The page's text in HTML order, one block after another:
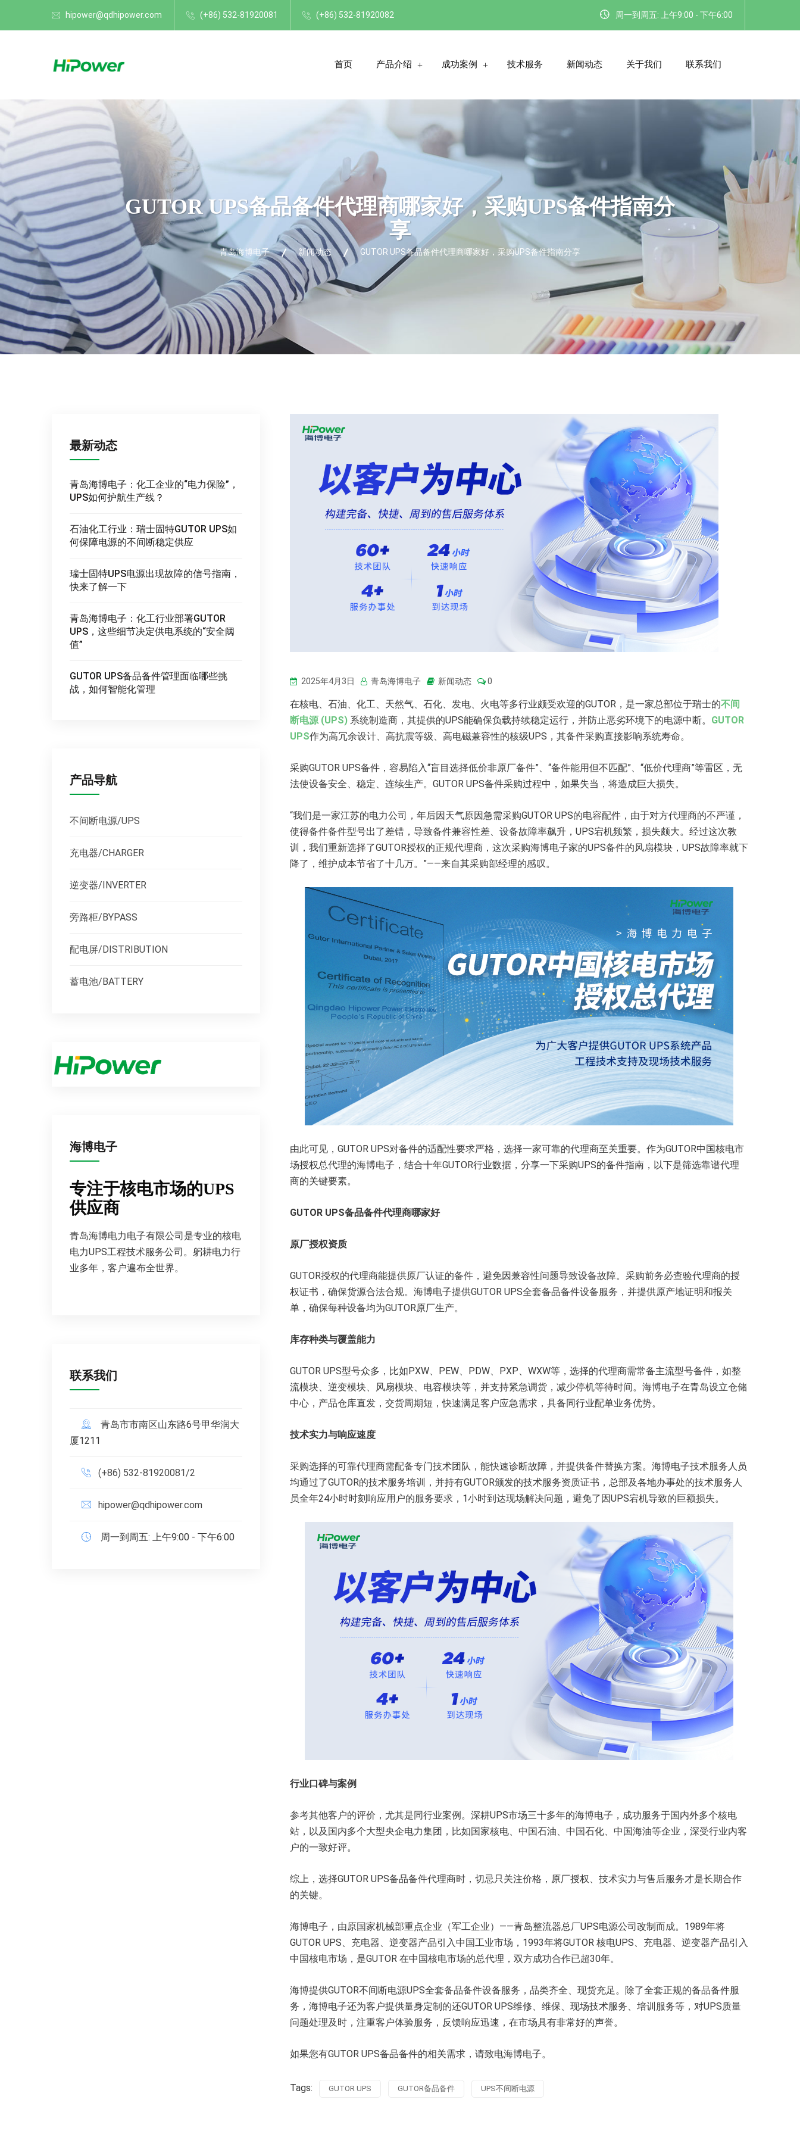
hipower@qdhipower.com (+86) 532-81920081 (+86) 532-81920082 周一到周五: 上午9:00 - 下午6:00
首页 产品介绍 成功案例 技术服务 新闻动态 关于我们 联系我们
GUTOR UPS备品备件代理商哪家好，采购UPS备件指南分
享
青岛海博电子 新闻动态 GUTOR UPS备品备件代理商哪家好，采购UPS备件指南分享
2025年4月3日 青岛海博电子 新闻动态 0
在核电、石油、化工、天然气、石化、发电、火电等多行业颇受欢迎的GUTOR，是一家总部位于瑞士的不间
断电源 (UPS) 系统制造商，其提供的UPS能确保负载持续稳定运行，并防止恶劣环境下的电源中断。 GUTOR
UPS作为高冗余设计、高抗震等级、高电磁兼容性的核级UPS，其备件采购直接影响系统寿命。
采购GUTOR UPS备件，容易陷入“盲目选择低价非原厂备件”、“备件能用但不匹配”、“低价代理商”等雷区，无
法使设备安全、稳定、连续生产。GUTOR UPS备件采购过程中，如果失当，将造成巨大损失。
“我们是一家江苏的电力公司，年后因天气原因急需采购GUTOR UPS的电容配件，由于对方代理商的不严谨，
使得备件备件型号出了差错，导致备件兼容性差、设备故障率飙升，UPS宕机频繁，损失颇大。经过这次教
训，我们重新选择了GUTOR授权的正规代理商，这次采购海博电子家的UPS备件的风扇模块，UPS故障率就下
降了，维护成本节省了十几万。”——来自其采购部经理的感叹。
由此可见，GUTOR UPS对备件的适配性要求严格，选择一家可靠的代理商至关重要。作为GUTOR中国核电市
场授权总代理的海博电子，结合十年GUTOR行业数据，分享一下采购UPS的备件指南，以下是筛选靠谱代理
商的关键要素。
GUTOR UPS备品备件代理商哪家好
‌原厂授权资质‌
GUTOR授权的代理商能提供原厂认证的备件，避免因兼容性问题导致设备故障。采购前务必查验代理商的授
权证书，确保货源合法合规。海博电子提供GUTOR UPS全套备品备件设备服务，并提供原产地证明和报关
单，确保每种设备均为GUTOR原厂生产。
‌库存种类与覆盖能力‌
GUTOR UPS型号众多，比如PXW、PEW、PDW、PXP、WXW等，选择的代理商需常备主流型号备件，如整
流模块、逆变模块、风扇模块、电容模块等，并支持紧急调货，减少停机等待时间。海博电子在青岛设立仓储
中心，产品仓库直发，交货周期短，快速满足客户应急需求，具备同行业配单业务优势。
‌技术实力与响应速度‌
采购选择的可靠代理商需配备专门技术团队，能快速诊断故障，并提供备件替换方案。海博电子技术服务人员
均通过了GUTOR的技术服务培训，并持有GUTOR颁发的技术服务资质证书，总部及各地办事处的技术服务人
员全年24小时时刻响应用户的服务要求，1小时到达现场解决问题，避免了因UPS宕机导致的巨额损失。
‌行业口碑与案例‌
参考其他客户的评价，尤其是同行业案例。深耕UPS市场三十多年的海博电子，成功服务于国内外多个核电
站，以及国内多个大型央企电力集团，比如国家核电、中国石油、中国石化、中国海油等企业，深受行业内客
户的一致好评。
综上，选择GUTOR UPS备品备件代理商时，切忌只关注价格，原厂授权、技术实力与售后服务才是长期合作
的关键。
海博电子，由原国家机械部重点企业（军工企业）——青岛整流器总厂UPS电源公司改制而成。1989年将
GUTOR UPS、充电器、逆变器产品引入中国工业市场，1993年将GUTOR 核电UPS、充电器、逆变器产品引入
中国核电市场，是GUTOR 在中国核电市场的总代理，双方成功合作已超30年。
海博提供GUTOR不间断电源UPS全套备品备件设备服务，品类齐全、现货充足。除了全套正规的备品备件服
务，海博电子还为客户提供量身定制的还GUTOR UPS维修、维保、现场技术服务、培训服务等，对UPS质量
问题处理及时，注重客户体验服务，反馈响应迅速，在市场具有非常好的声誉。
如果您有GUTOR UPS备品备件的相关需求，请致电海博电子。
Tags: GUTOR UPS GUTOR备品备件 UPS不间断电源
最新动态
青岛海博电子：化工企业的“电力保险”，
UPS如何护航生产线？
石油化工行业：瑞士固特GUTOR UPS如
何保障电源的不间断稳定供应
瑞士固特UPS电源出现故障的信号指南，
快来了解一下
青岛海博电子：化工行业部署GUTOR
UPS，这些细节决定供电系统的“安全阈
值”
GUTOR UPS备品备件管理面临哪些挑
战，如何智能化管理
产品导航
不间断电源/UPS
充电器/CHARGER
逆变器/INVERTER
旁路柜/BYPASS
配电屏/DISTRIBUTION
蓄电池/BATTERY
海博电子
专注于核电市场的UPS
供应商
青岛海博电力电子有限公司是专业的核电
电力UPS工程技术服务公司。躬耕电力行
业多年，客户遍布全世界。
联系我们
青岛市市南区山东路6号甲华润大
厦1211
(+86) 532-81920081/2
hipower@qdhipower.com
周一到周五: 上午9:00 - 下午6:00